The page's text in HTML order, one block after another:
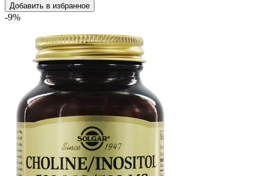
Добавить в избранное
-9%